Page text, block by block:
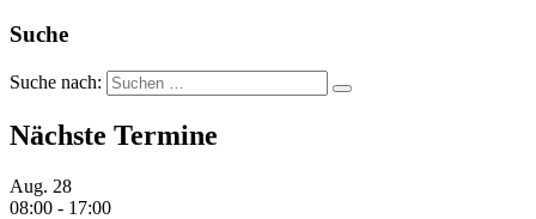
Suche
Suche nach:
Nächste Termine
Aug. 28
08:00 - 17:00